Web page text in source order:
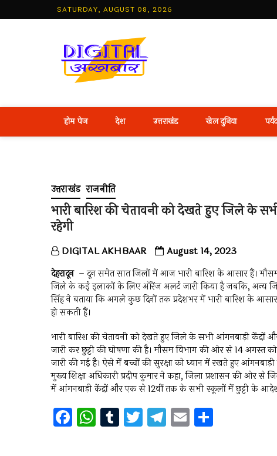
to
SATURDAY, AUGUST 08, 2026
Best
होम पेज देश उत्तराखंड खेल दुनिया
उत्तराखंड राजनीति
भारी बारिश की चेतावनी को देखते हुए जिले के
रहेगी
DIGITAL AKHBAAR August 14, 2023
देहरादून – दून समेत सात जिलों में आज भारी बारिश के आसार हैं। मौसम
जिले के कई इलाकों के लिए ऑरेंज अलर्ट जारी किया है जबकि, अन्य
सिंह ने बताया कि अगले कुछ दिनों तक प्रदेशभर में भारी बारिश के
हो सकती हैं।
भारी बारिश की चेतावनी को देखते हुए जिले के सभी आंगनबाड़ी
जारी कर छुट्टी की घोषणा की है। मौसम विभाग की ओर से 14
जारी की गई है। ऐसे में बच्चों की सुरक्षा को ध्यान में रखते हुए
मुख्य शिक्षा अधिकारी प्रदीप कुमार ने कहा, जिला प्रशासन की ओर
में आंगनबाड़ी केंद्रों और एक से 12वीं तक के सभी स्कूलों में छुट्टी के आदेश
F
a
W
h
T
u
T
wi
T
el
E
m